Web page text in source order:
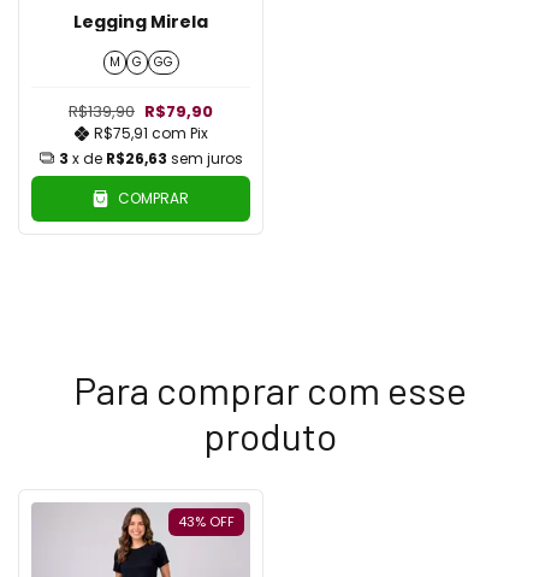
Legging Mirela
M G GG
R$139,90 R$79,90
R$75,91 com Pix
3 x de R$26,63 sem juros
COMPRAR
Para comprar com esse
produto
43% OFF